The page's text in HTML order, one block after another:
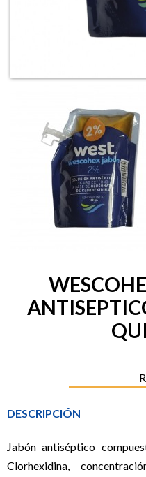
DESCRIPCIÓN
Jabón antiséptico
Clorhexidina,